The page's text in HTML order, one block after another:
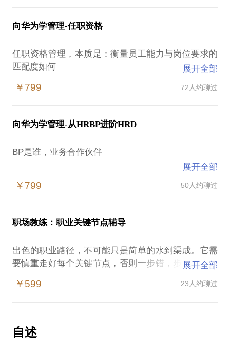
不要让面试官去找、去猜、去消化、去领会，否则，
写什么，不写什么，怎么写
资深HRD带你，用“用户思维”去打造自己的100分简历
你都不了解面试问题背后的“暗线”，怎么可能做到对
是把自己的命运交给面试官，还是我命由我不由天，
想必威武不屈的你，已经有了选择
机，掌握说话的艺术，抓住宝贵的机会
向华为学管理-任职资格
任职资格管理，本质是：衡量员工能力与岗位要求的
匹配度如何
岗在前，人在后，只有想明白了岗位要求，才可能评
员工能力的成长，具有普遍规律，抓住了质变，也就
尊重成长规律，按广度、按深度、按角色、按成果，
层层递进，就能搭建出逻辑严谨的任职标准
其他培养、绩效、薪酬等工作才能有据可依
华为的任职资格，在中国企业中公认做的最早，做的
最深
向华为学管理，华为人力资源专家带你，学习1个模
展开全部
￥799 72人约聊过
向华为学管理-从HRBP进阶HRD
BP是谁，业务合作伙伴
发挥价值
洞察不是learning，是要抓业务的主要矛盾
抓住了业务核心，明确了角色定位，把握好人性，善
用引导、驱动、服务，就能成为ROI的放大器，支撑
务，专业价值发挥最大
展开全部
￥799 50人约聊过
职场教练：职业关键节点辅导
出色的职业路径，不可能只是简单的水到渠成。它需
要慎重走好每个关键节点，否则一步错，步步错，悔
的思考，三者缺一不可。
规划辅导，少走弯路，先人一步，向后延展至试用期
辅导，扶上马，送一程，帮助从头至尾打通职业之
展开全部
￥599 23人约聊过
自述